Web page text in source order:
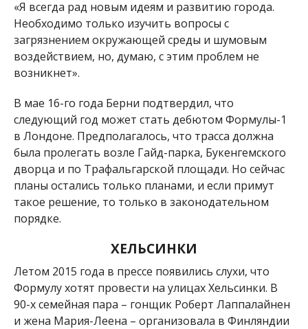
«Я всегда рад новым идеям и развитию города.
Необходимо только изучить вопросы с
загрязнением окружающей среды и шумовым
воздействием, но, думаю, с этим проблем не
возникнет».
В мае 16-го года Берни подтвердил, что
следующий год может стать дебютом Формулы-1
в Лондоне. Предполагалось, что трасса должна
была пролегать возле Гайд-парка, Букенгемского
дворца и по Трафальгарской площади. Но сейчас
планы остались только планами, и если примут
такое решение, то только в законодательном
порядке.
ХЕЛЬСИНКИ
Летом 2015 года в прессе появились слухи, что
Формулу хотят провести на улицах Хельсинки. В
90-х семейная пара – гонщик Роберт Лаппалайнен
и жена Мария-Леена – организовала в Финляндии